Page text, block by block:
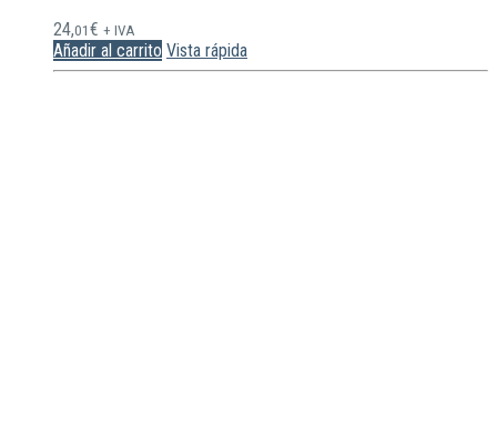
24,01 € + IVA
Añadir al carrito Vista rápida